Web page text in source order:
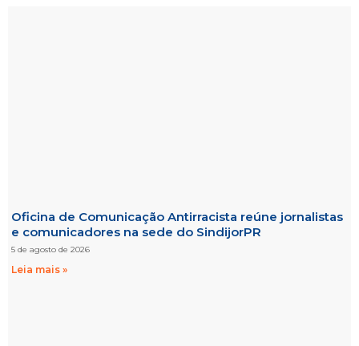
Oficina de Comunicação Antirracista reúne jornalistas
e comunicadores na sede do SindijorPR
5 de agosto de 2026
Leia mais »